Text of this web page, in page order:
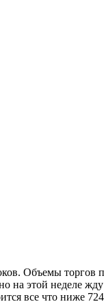
Объемы
этой неделе
все что ниже